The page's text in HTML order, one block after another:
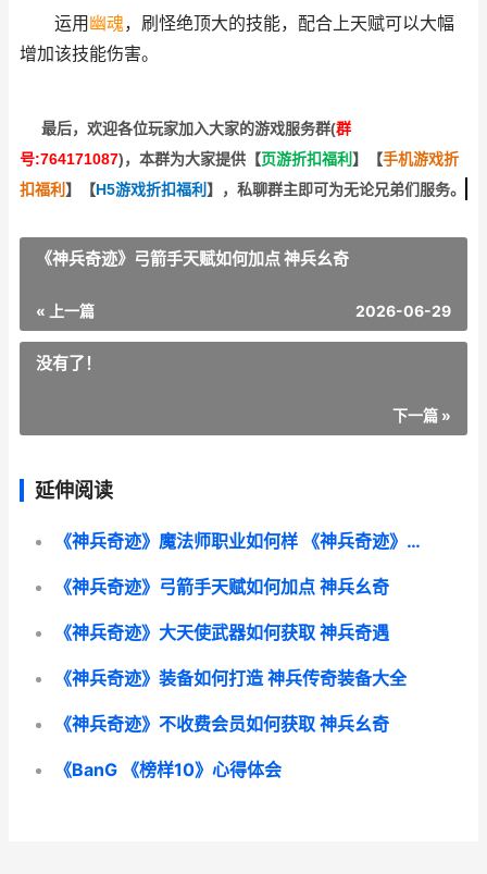
运用 幽魂，刷怪绝顶大的技能，配合上天赋可以大幅
增加该技能伤害。
最后，欢迎各位玩家加入大家的游戏服务群(群
号:764171087)，本群为大家提供【页游折扣福利 】 【手机游戏折
扣福利 】 【H5游戏折扣福利 】 ，私聊群主即可为无论兄弟们服务。
《神兵奇迹》弓箭手天赋如何加点 神兵幺奇
« 上一篇 2026-06-29
没有了！
下一篇 »
延伸阅读
《神兵奇迹》魔法师职业如何样 《神兵奇迹》魔神是谁
《神兵奇迹》弓箭手天赋如何加点 神兵幺奇
《神兵奇迹》大天使武器如何获取 神兵奇遇
《神兵奇迹》装备如何打造 神兵传奇装备大全
《神兵奇迹》不收费会员如何获取 神兵幺奇
《BanG 《榜样10》心得体会